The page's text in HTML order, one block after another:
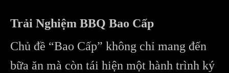
Trải Nghiệm BBQ Bao Cấp
Chủ đề “Bao Cấp” không chỉ mang đến
bữa ăn mà còn tái hiện một hành trình ký